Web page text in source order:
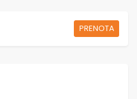
PRENOTA